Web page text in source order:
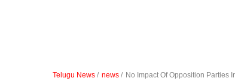
Telugu News / news / No Impact Of Opposition Parties